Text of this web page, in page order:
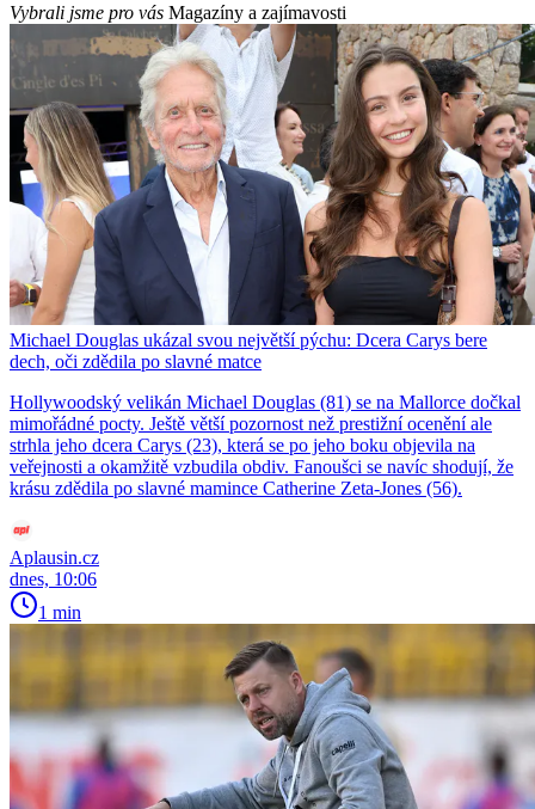
Vybrali jsme pro vás Magazíny a zajímavosti
Michael Douglas ukázal svou největší pýchu: Dcera Carys bere
dech, oči zdědila po slavné matce
Hollywoodský velikán Michael Douglas (81) se na Mallorce dočkal
mimořádné pocty. Ještě větší pozornost než prestižní ocenění ale
strhla jeho dcera Carys (23), která se po jeho boku objevila na
veřejnosti a okamžitě vzbudila obdiv. Fanoušci se navíc shodují, že
krásu zdědila po slavné mamince Catherine Zeta-Jones (56).
Aplausin.cz
dnes, 10:06
1 min